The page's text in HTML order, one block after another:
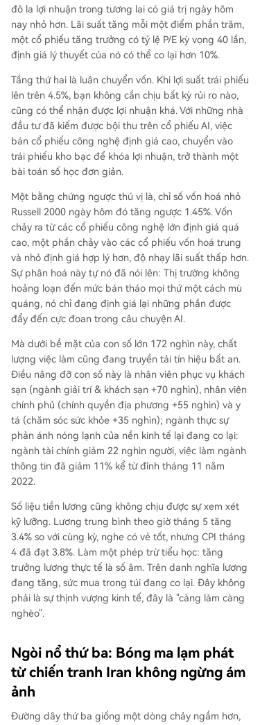
đô la lợi nhuận trong tương lai có giá trị ngày hôm
nay nhỏ hơn. Lãi suất tăng mỗi một điểm phần trăm,
một cổ phiếu tăng trưởng có tỷ lệ P/E kỳ vọng 40 lần,
định giá lý thuyết của nó có thể co lại hơn 10%.
Tầng thứ hai là luân chuyển vốn. Khi lợi suất trái phiếu
lên trên 4.5%, bạn không cần chịu bất kỳ rủi ro nào,
cũng có thể nhận được lợi nhuận khá. Với những nhà
đầu tư đã kiếm được bội thu trên cổ phiếu AI, việc
bán cổ phiếu công nghệ định giá cao, chuyển vào
trái phiếu kho bạc để khóa lợi nhuận, trở thành một
bài toán số học đơn giản.
Một bằng chứng ngược thú vị là, chỉ số vốn hoá nhỏ
Russell 2000 ngày hôm đó tăng ngược 1.45%. Vốn
chảy ra từ các cổ phiếu công nghệ lớn định giá quá
cao, một phần chảy vào các cổ phiếu vốn hoá trung
và nhỏ định giá hợp lý hơn, độ nhạy lãi suất thấp hơn.
Sự phân hoá này tự nó đã nói lên: Thị trường không
hoảng loạn đến mức bán tháo mọi thứ một cách mù
quáng, nó chỉ đang định giá lại những phần được
đẩy đến cực đoan trong câu chuyện AI.
Mà dưới bề mặt của con số lớn 172 nghìn này, chất
lượng việc làm cũng đang truyền tải tín hiệu bất an.
Điều nâng đỡ con số này là nhân viên phục vụ khách
sạn (ngành giải trí & khách sạn +70 nghìn), nhân viên
chính phủ (chính quyền địa phương +55 nghìn) và y
tá (chăm sóc sức khỏe +35 nghìn); ngành thực sự
phản ánh nóng lạnh của nền kinh tế lại đang co lại:
ngành tài chính giảm 22 nghìn người, việc làm ngành
thông tin đã giảm 11% kể từ đỉnh tháng 11 năm
2022.
Số liệu tiền lương cũng không chịu được sự xem xét
kỹ lưỡng. Lương trung bình theo giờ tháng 5 tăng
3.4% so với cùng kỳ, nghe có vẻ tốt, nhưng CPI tháng
4 đã đạt 3.8%. Làm một phép trừ tiểu học: tăng
trưởng lương thực tế là số âm. Trên danh nghĩa lương
đang tăng, sức mua trong túi đang co lại. Đây không
phải là sự thịnh vượng kinh tế, đây là "càng làm càng
nghèo".
Ngòi nổ thứ ba: Bóng ma lạm phát
từ chiến tranh Iran không ngừng ám
ảnh
Đường dây thứ ba giống một dòng chảy ngầm hơn,